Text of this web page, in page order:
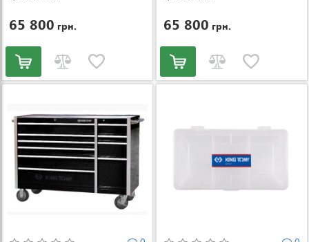
65 800 грн. 65 800 грн.